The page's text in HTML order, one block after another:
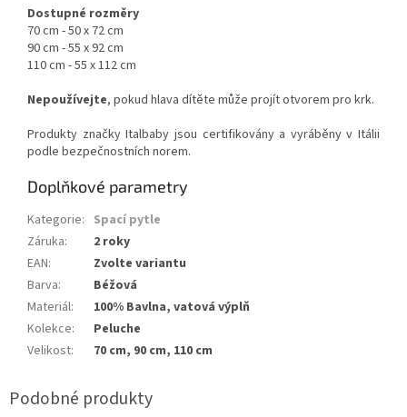
Dostupné rozměry
70 cm - 50 x 72 cm
90 cm - 55 x 92 cm
110 cm - 55 x 112 cm
Nepoužívejte, pokud hlava dítěte může projít otvorem pro krk.
Produkty značky Italbaby jsou certifikovány a vyráběny v Itálii
podle bezpečnostních norem.
Doplňkové parametry
Kategorie: Spací pytle
Záruka:
2 roky
EAN:
Zvolte variantu
Barva:
Béžová
Materiál:
100% Bavlna, vatová výplň
Kolekce:
Peluche
Velikost: 70 cm, 90 cm, 110 cm